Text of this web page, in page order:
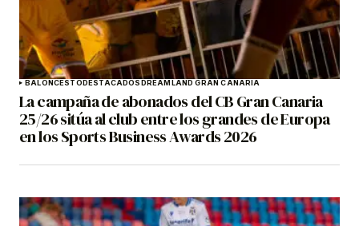
BALONCESTODESTACADOSDREAMLAND GRAN CANARIA
La campaña de abonados del CB Gran Canaria
25/26 sitúa al club entre los grandes de Europa
en los Sports Business Awards 2026